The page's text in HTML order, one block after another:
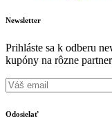
Newsletter
Prihláste sa k odberu
kupóny na rôzne
Odosielať